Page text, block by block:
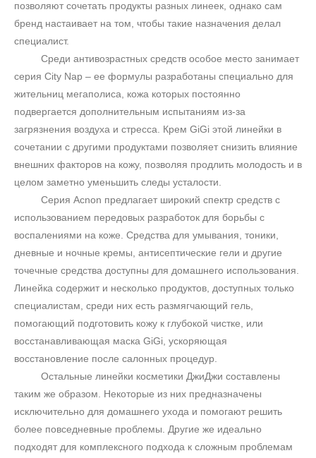
позволяют сочетать продукты разных линеек, однако сам
бренд настаивает на том, чтобы такие назначения делал
специалист.
Среди антивозрастных средств особое место занимает
серия City Nap – ее формулы разработаны специально для
жительниц мегаполиса, кожа которых постоянно
подвергается дополнительным испытаниям из-за
загрязнения воздуха и стресса. Крем GiGi этой линейки в
сочетании с другими продуктами позволяет снизить влияние
внешних факторов на кожу, позволяя продлить молодость и в
целом заметно уменьшить следы усталости.
Серия Acnon предлагает широкий спектр средств с
использованием передовых разработок для борьбы с
воспалениями на коже. Средства для умывания, тоники,
дневные и ночные кремы, антисептические гели и другие
точечные средства доступны для домашнего использования.
Линейка содержит и несколько продуктов, доступных только
специалистам, среди них есть размягчающий гель,
помогающий подготовить кожу к глубокой чистке, или
восстанавливающая маска GiGi , ускоряющая
восстановление после салонных процедур.
Остальные линейки косметики ДжиДжи составлены
таким же образом. Некоторые из них предназначены
исключительно для домашнего ухода и помогают решить
более повседневные проблемы. Другие же идеально
подходят для комплексного подхода к сложным проблемам